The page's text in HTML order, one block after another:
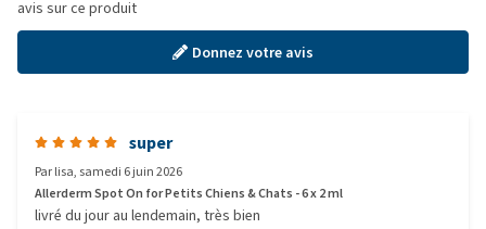
avis sur ce produit
Donnez votre avis
super
Parlisa, samedi 6 juin 2026
Allerderm Spot On for Petits Chiens & Chats - 6 x 2 ml
livré du jour au lendemain, très bien